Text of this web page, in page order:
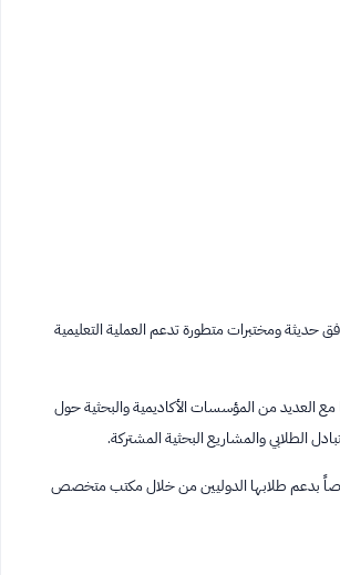
حديثة ومختبرات متطورة تدعم العملية التعليمية
العديد من المؤسسات الأكاديمية والبحثية حول
الطلابي والمشاريع البحثية المشتركة.
بدعم طلابها الدوليين من خلال مكتب متخصص